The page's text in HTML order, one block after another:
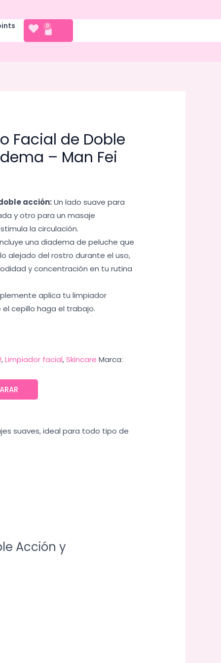
0
CART
Facial de Doble
– Man Fei
acción:Un lado suave para
y otro para un masaje
la circulación.
una diadema de peluche que
alejado del rostro durante el uso,
y concentración en tu rutina
aplica tu limpiador
cepillo haga el trabajo.
,Limpiador facial,Skincare Marca:
suaves, ideal para todo tipo de
Acción y